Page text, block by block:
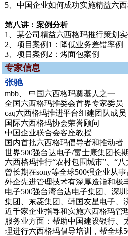
5、中国企业如何成功实施精益六
第八讲：案例分析
1、某公司精益六西格玛推行策划实
2、项目案例1：降低业务差错率例
3、项目案例2：烤面包案例
专家信息
张驰
mbb、 中国六西格玛奠基人之一
全国六西格玛推委会首界专家委员
caq六西格玛推进平台组建团队成员
国际六西格玛协会荣誉顾问
中国企业联合会客座教授
国内首批六西格玛倡导者和推动者
世界500强台达电子/富士康集团长
六西格玛推行“农村包围城市”、“
曾长期在sony等全球500强企业从
外企先进管理技术有深厚造诣和极
电子500强台湾台达电子集团、深
集团、东菱集团、韩国友星电子、
近千家企业指导和实施六西格玛管
服务业方面：帮助中国建设银行、
理进行六西格玛倡导培训，帮全球